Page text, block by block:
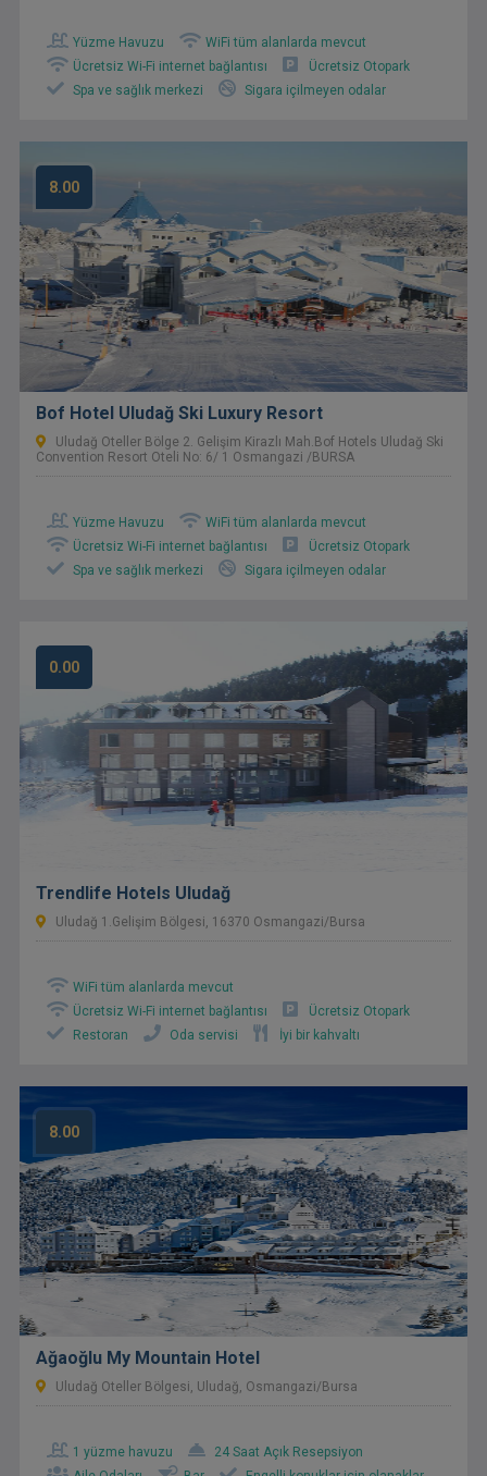
Yüzme Havuzu
WiFi tüm alanlarda mevcut
Ücretsiz Wi-Fi internet bağlantısı
Ücretsiz Otopark
Spa ve sağlık merkezi
Sigara içilmeyen odalar
8.00
Bof Hotel Uludağ Ski Luxury Resort
Uludağ Oteller Bölge 2. Gelişim Kirazlı Mah.Bof Hotels Uludağ Ski
Convention Resort Oteli No: 6/ 1 Osmangazi /BURSA
Yüzme Havuzu
WiFi tüm alanlarda mevcut
Ücretsiz Wi-Fi internet bağlantısı
Ücretsiz Otopark
Spa ve sağlık merkezi
Sigara içilmeyen odalar
0.00
Trendlife Hotels Uludağ
Uludağ 1.Gelişim Bölgesi, 16370 Osmangazi/Bursa
WiFi tüm alanlarda mevcut
Ücretsiz Wi-Fi internet bağlantısı
Ücretsiz Otopark
Restoran
Oda servisi İyi bir kahvaltı
8.00
Ağaoğlu My Mountain Hotel
Uludağ Oteller Bölgesi, Uludağ, Osmangazi/Bursa
1 yüzme havuzu
24 Saat Açık Resepsiyon